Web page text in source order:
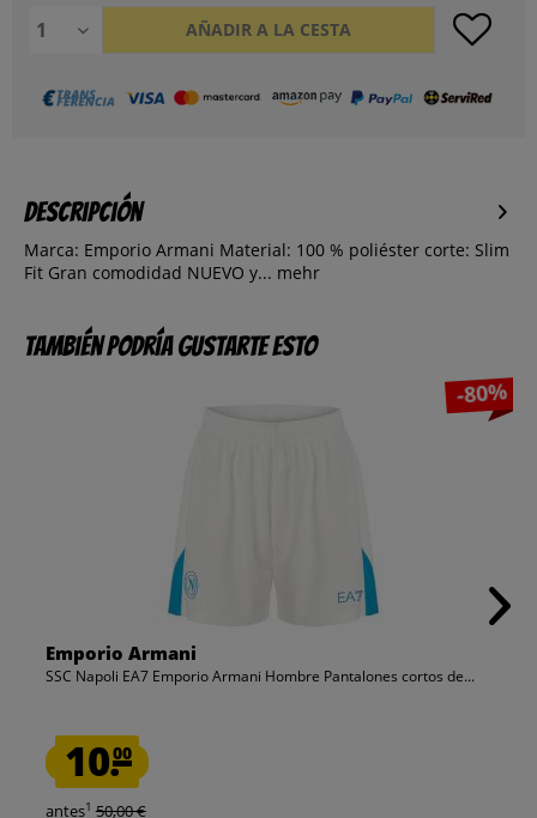
AÑADIR A LA CESTA
Descripción
Marca: Emporio Armani Material: 100 % poliéster corte: Slim
Fit Gran comodidad NUEVO y... mehr
También podría gustarte esto
-80%
Emporio Armani
SSC Napoli EA7 Emporio Armani Hombre Pantalones cortos de...
10.00
antes1 50,00 €